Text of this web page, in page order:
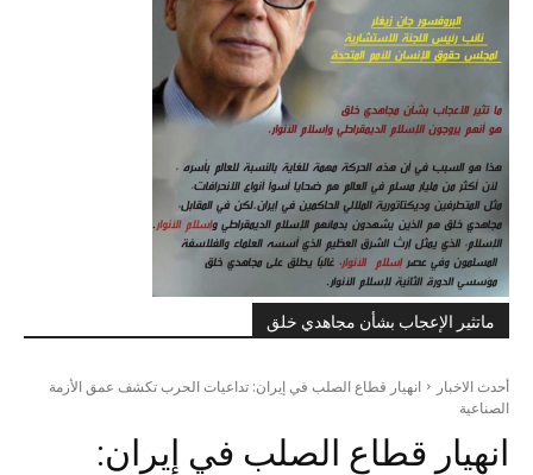
ماتثير الإعجاب بشأن مجاهدي خلق
أحدث الاخبار
انهيار قطاع الصلب في إيران: تداعيات الحرب تكشف عمق الأزمة
الصناعية
انهيار قطاع الصلب في إيران: